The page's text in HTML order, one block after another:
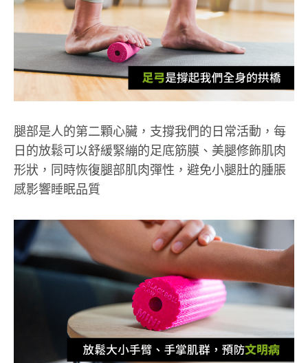
腿部是人的第二顆心臟，支撐我們的日常活動，每
日的放鬆可以舒緩緊繃的足底筋膜、美腿修飾肌肉
形狀，同時恢復腿部肌肉彈性，避免小腿肚的腫脹
感影響睡眠品質